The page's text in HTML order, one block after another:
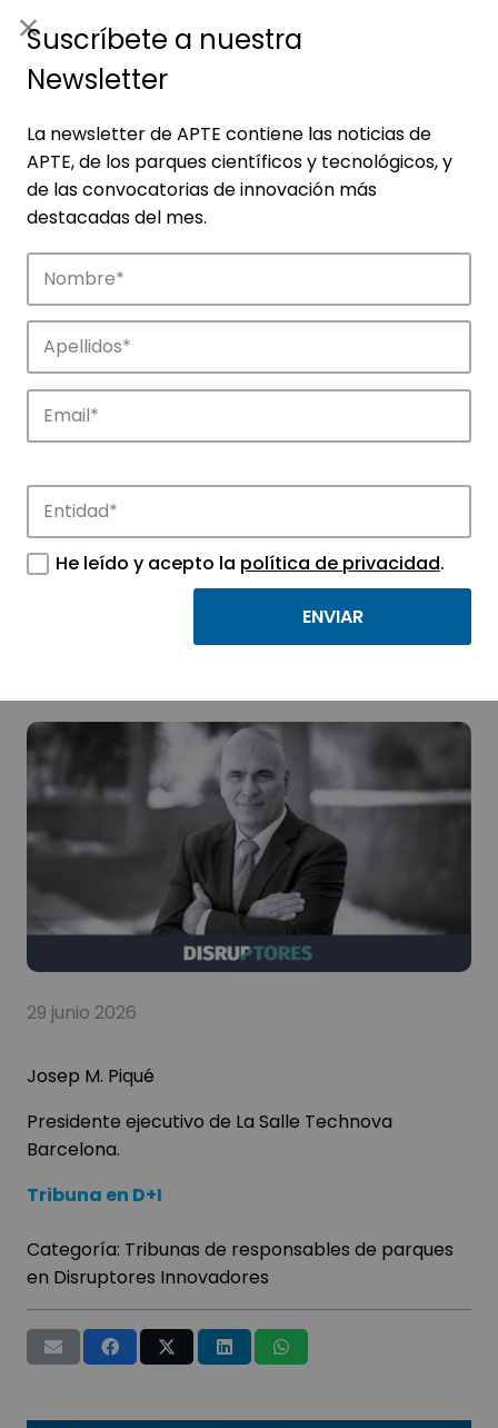
Noticias
Conoce las noticias más destacadas de
APTE y sus parques científicos y
25 años de Distritos
de Innovación en el
29 junio 2026
Josep M. Piqué
Presidente ejecutivo de La Salle Technova
Barcelona.
Tribuna en D+I
Categoría: Tribunas de responsables de parques
en Disruptores Innovadores
Suscríbete a nuestra
Newsletter
La newsletter de APTE contiene las noticias de
APTE, de los parques científicos y tecnológicos, y
de las convocatorias de innovación más
destacadas del mes.
He leído y acepto la política de privacidad.